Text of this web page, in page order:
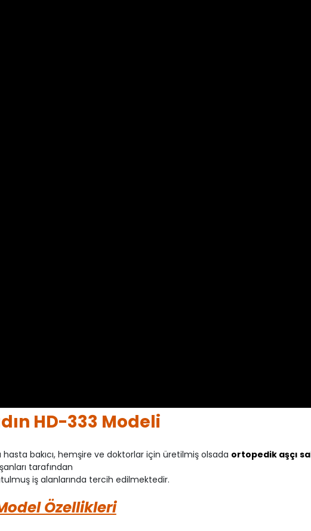
HD-333 Modeli
hasta bakıcı, hemşire ve doktorlar için üretilmiş olsada ortopedik aşçı
tarafından
iş alanlarında tercih edilmektedir.
Özellikleri